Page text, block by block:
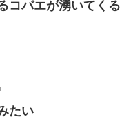
コバエが湧いてくる
たい